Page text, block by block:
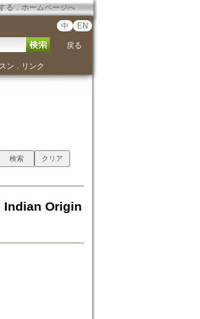
る ． ホームページへ
中 EN
戻る
ン ． リンク
Indian Origin